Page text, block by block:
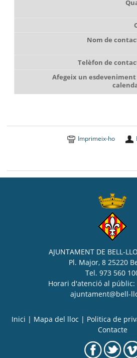
Nom de
Telèfon de
Afegeix un esdeveniment
Imprimeix-ho
AJUNTAMENT DE BELL-
Pl. Major, 8 25220
Tel. 973 560
Horari d'atenció al públic:
ajuntament@bell-
Inici | Mapa del lloc | Politica de
Contacte